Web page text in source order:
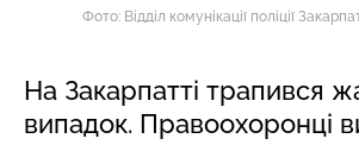
Фото: Відділ комунікації поліції
На Закарпатті трапився
випадок. Правоохоронці